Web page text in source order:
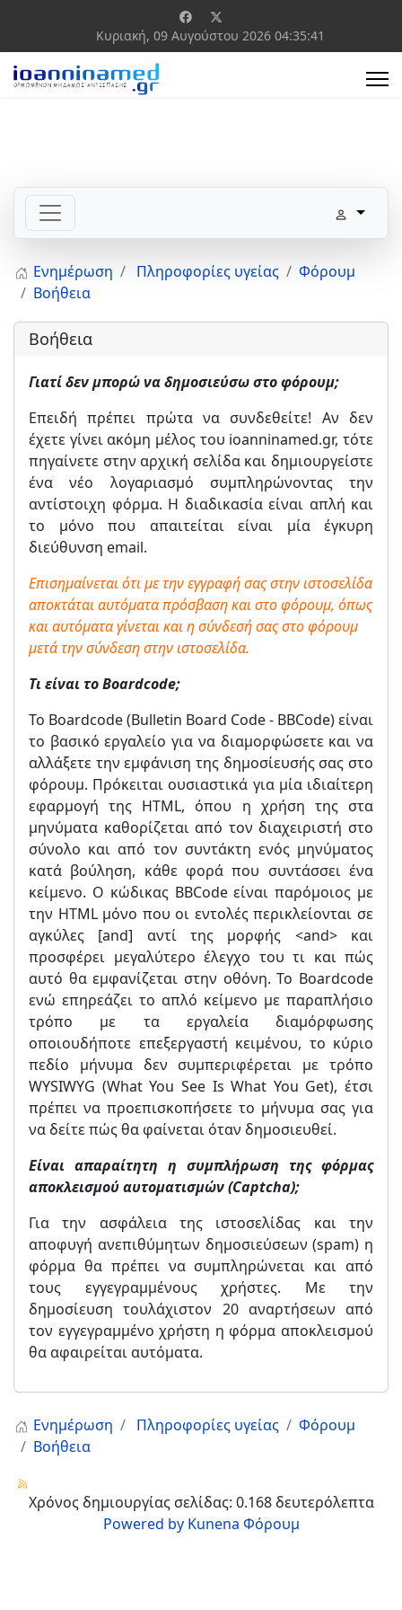
Κυριακή, 09 Αυγούστου 2026 04:35:41
Ενημέρωση Πληροφορίες υγείας
Φόρουμ
Βοήθεια
Βοήθεια
Γιατί δεν μπορώ να δημοσιεύσω στο φόρουμ;
Επειδή πρέπει πρώτα να συνδεθείτε! Αν δεν
έχετε γίνει ακόμη μέλος του ioanninamed.gr, τότε
πηγαίνετε στην αρχική σελίδα και δημιουργείστε
ένα νέο λογαριασμό συμπληρώνοντας την
αντίστοιχη φόρμα. Η διαδικασία είναι απλή και
το μόνο που απαιτείται είναι μία έγκυρη
διεύθυνση email.
Επισημαίνεται ότι με την εγγραφή σας στην ιστοσελίδα
αποκτάται αυτόματα πρόσβαση και στο φόρουμ, όπως
και αυτόματα γίνεται και η σύνδεσή σας στο φόρουμ
μετά την σύνδεση στην ιστοσελίδα.
Τι είναι το Boardcode;
Το Boardcode (Bulletin Board Code - BBCode) είναι
το βασικό εργαλείο για να διαμορφώσετε και να
αλλάξετε την εμφάνιση της δημοσίευσής σας στο
φόρουμ. Πρόκειται ουσιαστικά για μία ιδιαίτερη
εφαρμογή της HTML, όπου η χρήση της στα
μηνύματα καθορίζεται από τον διαχειριστή στο
σύνολο και από τον συντάκτη ενός μηνύματος
κατά βούληση, κάθε φορά που συντάσσει ένα
κείμενο. Ο κώδικας BBCode είναι παρόμοιος με
την HTML μόνο που οι εντολές περικλείονται σε
αγκύλες [and] αντί της μορφής <and> και
προσφέρει μεγαλύτερο έλεγχο του τι και πώς
αυτό θα εμφανίζεται στην οθόνη. Το Boardcode
ενώ επηρεάζει το απλό κείμενο με παραπλήσιο
τρόπο με τα εργαλεία διαμόρφωσης
οποιουδήποτε επεξεργαστή κειμένου, το κύριο
πεδίο μήνυμα δεν συμπεριφέρεται με τρόπο
WYSIWYG (What You See Is What You Get), έτσι
πρέπει να προεπισκοπήσετε το μήνυμα σας για
να δείτε πώς θα φαίνεται όταν δημοσιευθεί.
Είναι απαραίτητη η συμπλήρωση της φόρμας
αποκλεισμού αυτοματισμών (Captcha);
Για την ασφάλεια της ιστοσελίδας και την
αποφυγή ανεπιθύμητων δημοσιεύσεων (spam) η
φόρμα θα πρέπει να συμπληρώνεται και από
τους εγγεγραμμένους χρήστες. Με την
δημοσίευση τουλάχιστον 20 αναρτήσεων από
τον εγγεγραμμένο χρήστη η φόρμα αποκλεισμού
θα αφαιρείται αυτόματα.
Ενημέρωση Πληροφορίες υγείας
Φόρουμ
Βοήθεια
Χρόνος δημιουργίας σελίδας: 0.168 δευτερόλεπτα
Powered by Kunena Φόρουμ